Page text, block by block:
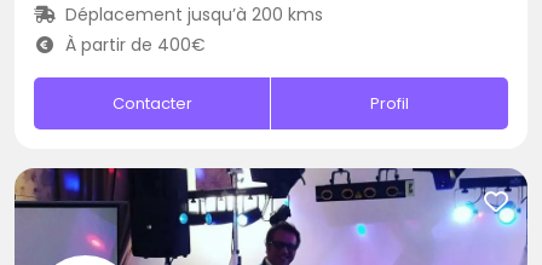
Déplacement jusqu’à 200 kms
À partir de 400€
Contacter Profil